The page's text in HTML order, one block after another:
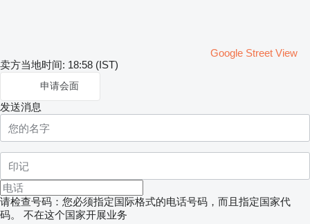
Google Street View
卖方当地时间: 18:58 (IST)
申请会面
发送消息
请检查号码：您必须指定国际格式的电话号码，而且指定国家代
码。
不在这个国家开展业务